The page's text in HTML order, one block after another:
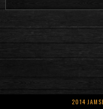
2014